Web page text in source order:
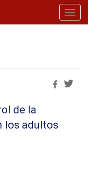
de la
los adultos